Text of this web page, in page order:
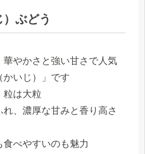
ぶどう
やかさと強い甘さで人気
かいじ）」です
粒は大粒
、濃厚な甘みと香り高さ
べやすいのも魅力